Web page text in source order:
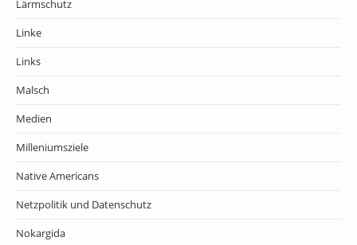
Lärmschutz
Linke
Links
Malsch
Medien
Milleniumsziele
Native Americans
Netzpolitik und Datenschutz
Nokargida